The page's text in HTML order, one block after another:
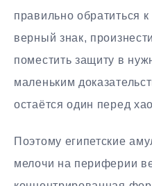
правильно обратиться
верный знак,
поместить защиту в
маленьким
остаётся один перед
Поэтому египетские
мелочи на периферии